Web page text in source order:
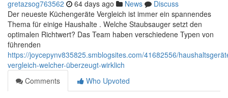
gretazsog763562 64 days ago News
Discuss
Der neueste Küchengeräte Vergleich ist immer ein spannendes
Thema für einige Haushalte . Welche Staubsauger setzt den
optimalen Richtwert? Das Team haben verschiedene Typen von
führenden
https://joycepynv835825.smblogsites.com/41682556/
vergleich-welcher-überzeugt-wirklich
Comments
Who Upvoted